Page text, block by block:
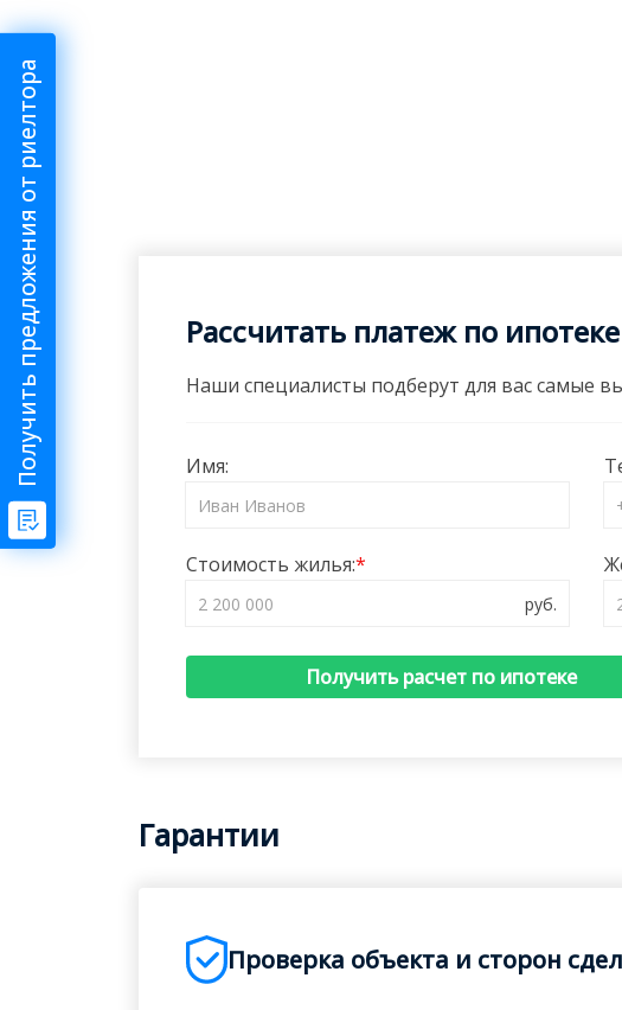
Рассчитать платеж по ипотеке
Наши специалисты подберут для вас самые
Имя:
Стоимость жилья:
Получить расчет по ипотеке
Гарантии
Проверка объекта и сторон
Получить предложения от риелтора